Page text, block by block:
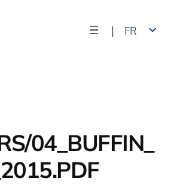
|
FR
04_BUFFIN_